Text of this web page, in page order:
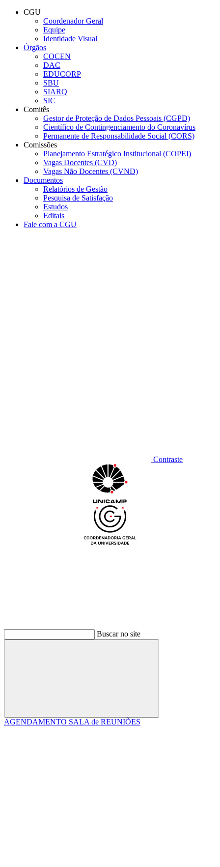
Conteúdo principal
CGU
Coordenador Geral
Equipe
Identidade Visual
Órgãos
COCEN
DAC
EDUCORP
SBU
SIARQ
SIC
Comitês
Gestor de Proteção de Dados Pessoais (CGPD)
Científico de Contingenciamento do Coronavírus
Permanente de Responsabilidade Social (CORS)
Comissões
Planejamento Estratégico Institucional (COPEI)
Vagas Docentes (CVD)
Vagas Não Docentes (CVND)
Documentos
Relatórios de Gestão
Pesquisa de Satisfação
Estudos
Editais
Fale com a CGU
Contraste
Buscar no site
Buscar
AGENDAMENTO SALA de REUNIÕES